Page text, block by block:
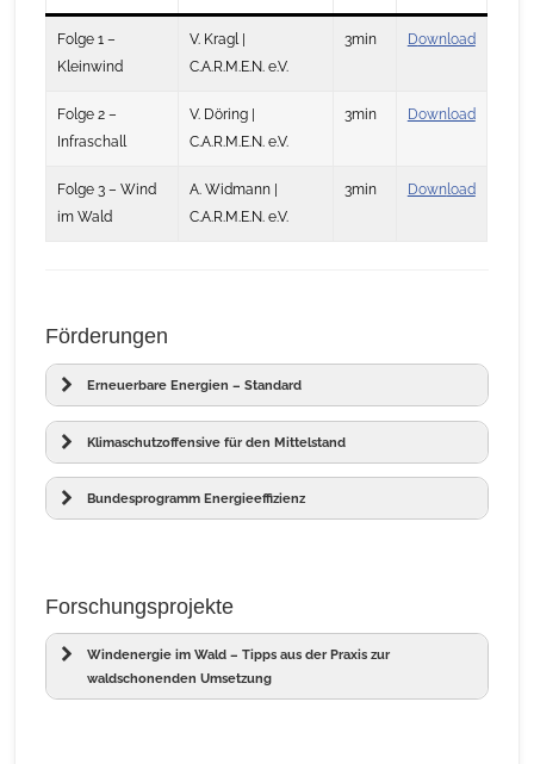
Folge 1 –
Kleinwind
V. Kragl |
C.A.R.M.E.N. e.V.
3min Download
Folge 2 –
Infraschall
V. Döring |
C.A.R.M.E.N. e.V.
3min Download
Folge 3 – Wind
im Wald
A. Widmann |
C.A.R.M.E.N. e.V.
3min Download
Förderungen
Erneuerbare Energien – Standard
Klimaschutzoffensive für den Mittelstand
Bundesprogramm Energieeffizienz
Forschungsprojekte
Windenergie im Wald – Tipps aus der Praxis zur
waldschonenden Umsetzung